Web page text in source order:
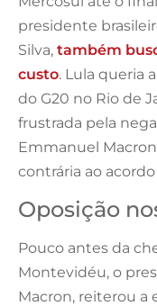
presidente
Silva, também
custo. Lula queria
do G20 no Rio de
frustrada pela
Emmanuel
contrária ao
Oposição
Pouco antes da
Montevidéu, o
Macron, reiterou a